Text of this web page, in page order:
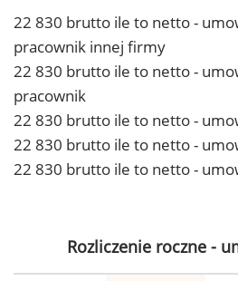
22 830 brutto ile to netto -
pracownik innej firmy
22 830 brutto ile to netto -
pracownik
22 830 brutto ile to netto -
22 830 brutto ile to netto -
22 830 brutto ile to netto -
Rozliczenie roczne -